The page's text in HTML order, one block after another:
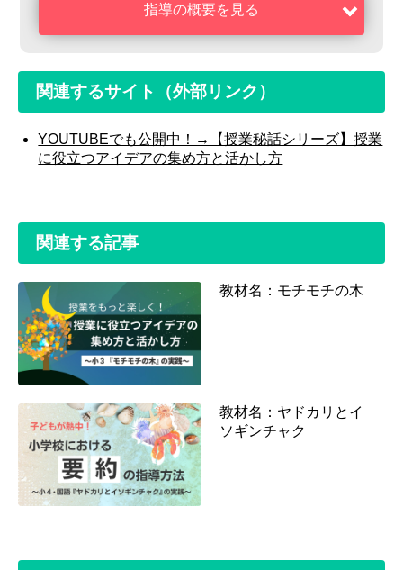
指導の概要を見る
関連するサイト（外部リンク）
YOUTUBEでも公開中！→【授業秘話シリーズ】授業
に役立つアイデアの集め方と活かし方
関連する記事
教材名：モチモチの木
教材名：ヤドカリとイ
ソギンチャク